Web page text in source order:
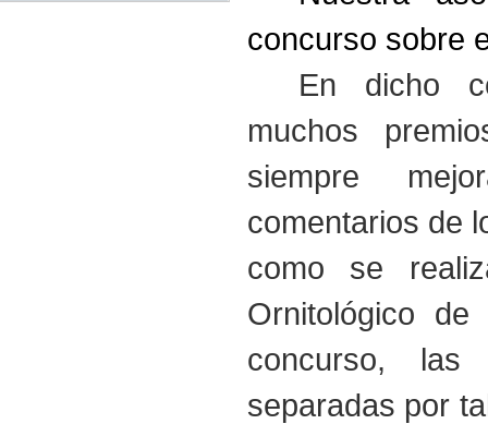
concurso sobre
En dicho
muchos
siempre
comentarios de
como se
Ornitológico de
concurso, las
separadas por